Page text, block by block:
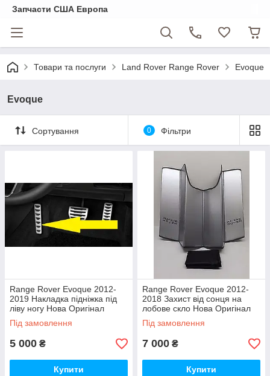
Запчасти США Европа
Товари та послуги Land Rover Range Rover Evoque
Evoque
Сортування 0 Фільтри
Range Rover Evoque 2012-
2019 Накладка підніжка під
ліву ногу Нова Оригінал
Під замовлення
5 000 ₴
Купити
Range Rover Evoque 2012-
2018 Захист від сонця на
лобове скло Нова Оригінал
Під замовлення
7 000 ₴
Купити